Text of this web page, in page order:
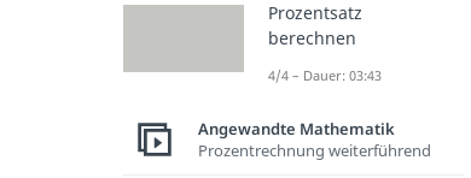
Prozentsatz
berechnen
4/4 – Dauer: 03:43
Angewandte Mathematik
Prozentrechnung weiterführend